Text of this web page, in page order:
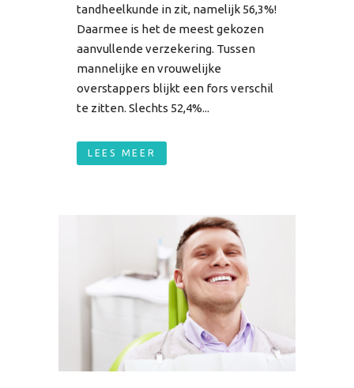
tandheelkunde in zit, namelijk 56,3%!
Daarmee is het de meest gekozen
aanvullende verzekering. Tussen
mannelijke en vrouwelijke
overstappers blijkt een fors verschil
te zitten. Slechts 52,4%...
LEES MEER